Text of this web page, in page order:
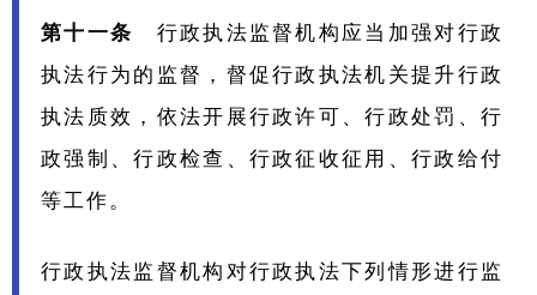
第十一条
行政执法监督机构应当加强对行政
执法行为的监督，督促行政执法机关提升行政
执法质效，依法开展行政许可、行政处罚、行
政强制、行政检查、行政征收征用、行政给付
等工作。
行政执法监督机构对行政执法下列情形进行监